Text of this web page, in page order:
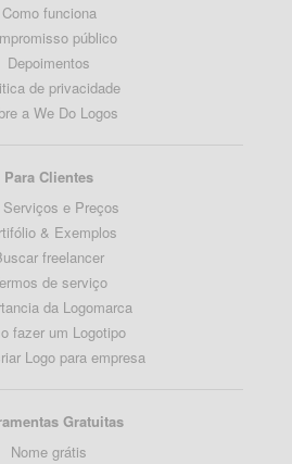
Como funciona
público
Depoimentos
de privacidade
a We Do Logos
Para Clientes
Serviços e Preços
& Exemplos
freelancer
de serviço
da Logomarca
fazer um Logotipo
Logo para empresa
Gratuitas
Nome grátis